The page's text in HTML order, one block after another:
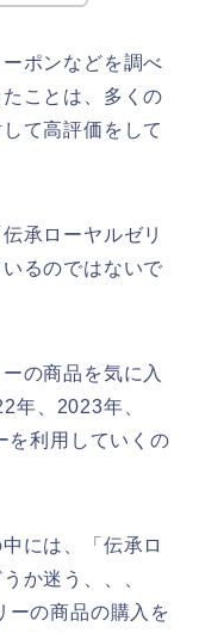
ポンなどを調べ
ことは、多くの
て高評価をして
承ローヤルゼリ
るのではないで
の商品を気に入
年、2023年、
を利用していくの
には、「伝承ロ
か迷う、、、
ーの商品の購入を